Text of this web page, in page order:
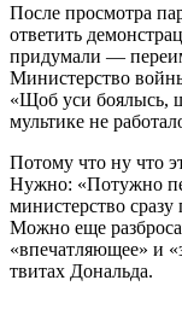
После просмотра
ответить
придумали —
Министерство
«Щоб уси боялысь,
мультике не
Потому что ну что
Нужно: «Потужно
министерство
Можно еще
«впечатляющее» и
твитах Дональда.